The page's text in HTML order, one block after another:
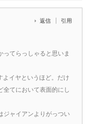
返信 引用
てらっしゃると思いま
よイヤというほど。だけ
全てにおいて表面的にし
ジャイアンよりがっつい